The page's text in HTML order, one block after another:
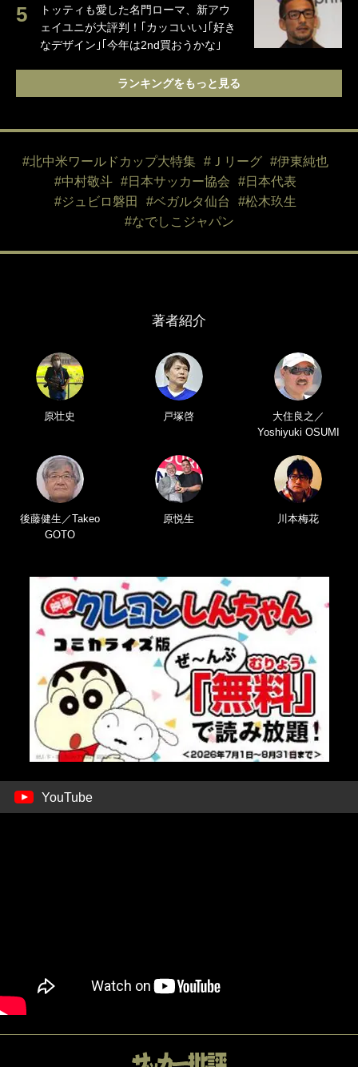
トッティも愛した名門ローマ、新アウ
ェイユニが大評判！｢カッコいい｣｢好き
なデザイン｣｢今年は2nd買おうかな｣
ランキングをもっと見る
#北中米ワールドカップ大特集 #Ｊリーグ
#伊東純也
#中村敬斗
#日本サッカー協会
#日本代表
#ジュビロ磐田
#ベガルタ仙台
#松木玖生
#なでしこジャパン
著者紹介
原壮史 戸塚啓
大住良之／
Yoshiyuki OSUMI
後藤健生／Takeo
GOTO
原悦生 川本梅花
YouTube